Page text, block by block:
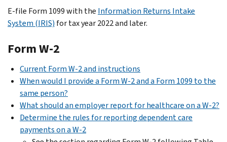
E-file Form 1099 with the Information Returns Intake
System (IRIS) for tax year 2022 and later.
Form W-2
Current Form W-2 and instructions
When would I provide a Form W-2 and a Form 1099 to the
same person?
What should an employer report for healthcare on a W-2?
Determine the rules for reporting dependent care
payments on a W-2